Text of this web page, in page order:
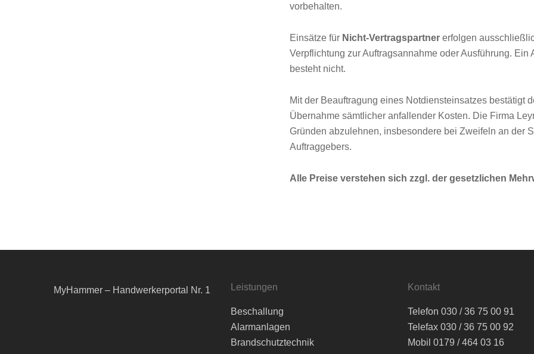
vorbehalten.
Einsätze für Nicht-Vertragspartnererfolgen
Verpflichtung zur Auftragsannahme oder Ausführung.
besteht nicht.
Mit der Beauftragung eines Notdiensteinsatzes bestätigt
Übernahme sämtlicher anfallender Kosten. Die Firma
Gründen abzulehnen, insbesondere bei Zweifeln an der
Auftraggebers.
Alle Preise verstehen sich zzgl. der gesetzlichen
MyHammer – Handwerkerportal Nr. 1 Leistungen
Beschallung
Alarmanlagen
Brandschutztechnik
Kontakt
Telefon 030 / 36 75 00 91
Telefax 030 / 36 75 00 92
Mobil 0179 / 464 03 16